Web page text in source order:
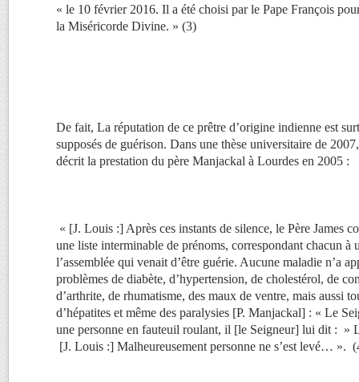
« le 10 février 2016. Il a été choisi par le Pape François
la Miséricorde Divine. » (3)
De fait, La réputation de ce prêtre d’origine indienne est
supposés de guérison. Dans une thèse universitaire de
décrit la prestation du père Manjackal à Lourdes en 2005 :
« [J. Louis :] Après ces instants de silence, le Père James
une liste interminable de prénoms, correspondant chacun à
l’assemblée qui venait d’être guérie. Aucune maladie n’a
problèmes de diabète, d’hypertension, de cholestérol, de
d’arthrite, de rhumatisme, des maux de ventre, mais aussi
d’hépatites et même des paralysies [P. Manjackal] : « Le
une personne en fauteuil roulant, il [le Seigneur] lui dit : »
[J. Louis :] Malheureusement personne ne s’est levé… ».